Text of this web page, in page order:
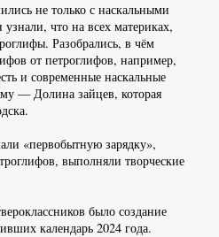
не только с наскальными
что на всех материках,
Разобрались, в чём
от петроглифов, например,
и современные наскальные
— Долина зайцев, которая
«первобытную зарядку»,
выполняли творческие
было создание
календарь 2024 года.